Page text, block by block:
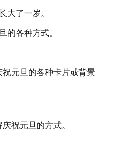
大了一岁。
的各种方式。
祝元旦的各种卡片或背景
祝元旦的方式。